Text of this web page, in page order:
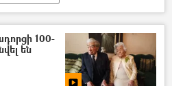
ՀՀ ՄԻՊ
100-
են